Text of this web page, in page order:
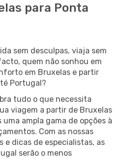
para Ponta
sem desculpas, viaja sem
quem não sonhou em
em Bruxelas e partir
Portugal?
tudo o que necessita
viagem a partir de Bruxelas
ampla gama de opções à
Com as nossas
e dicas de especialistas, as
serão o menos